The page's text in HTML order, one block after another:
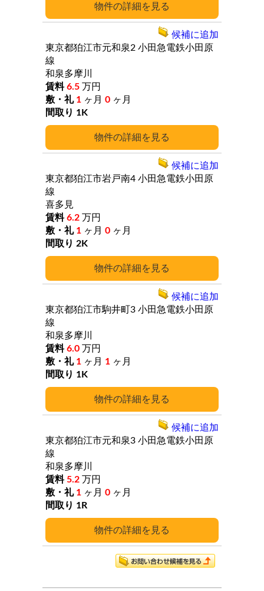
詳細
詳細
東京都狛江市元和泉2 小田急電鉄小田原
線
和泉多摩川
6.5 万円
1 ヶ月 0 ヶ月
1K
候補に追加
詳細
東京都狛江市岩戸南4 小田急電鉄小田原
線
喜多見
6.2 万円
1 ヶ月 0 ヶ月
2K
候補に追加
詳細
東京都狛江市駒井町3 小田急電鉄小田原
線
和泉多摩川
6.0 万円
1 ヶ月 1 ヶ月
1K
候補に追加
詳細
東京都狛江市元和泉3 小田急電鉄小田原
線
和泉多摩川
5.2 万円
1 ヶ月 0 ヶ月
1R
候補に追加